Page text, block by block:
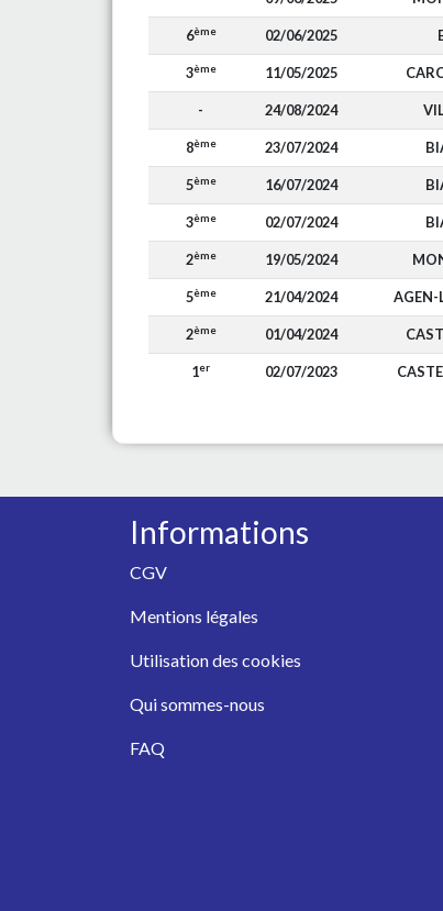
6ème 02/06/2025
3ème 11/05/2025
- 24/08/2024
8ème 23/07/2024
5ème 16/07/2024
3ème 02/07/2024
2ème 19/05/2024
5ème 21/04/2024 AGEN-
2ème 01/04/2024
1er 02/07/2023
Informations
CGV
Mentions légales
Utilisation des cookies
Qui sommes-nous
FAQ